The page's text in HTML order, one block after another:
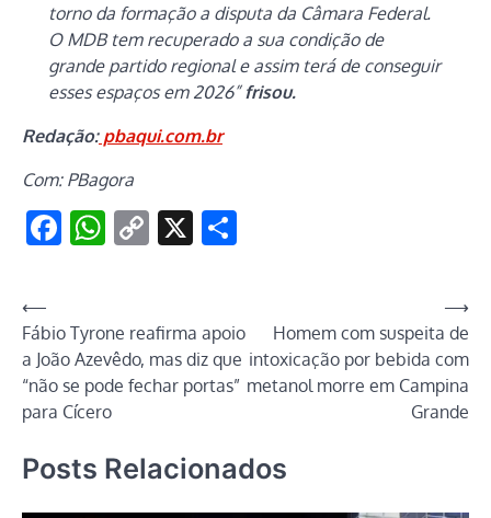
torno da formação a disputa da Câmara Federal.
O MDB tem recuperado a sua condição de
grande partido regional e assim terá de conseguir
esses espaços em 2026” frisou.
Redação:pbaqui.com.br
Com: PBagora
Facebook
WhatsApp
Copy
X
Navegação
de
Post
⟵
Fábio Tyrone reafirma apoio
a João Azevêdo, mas diz que
“não se pode fechar portas”
para Cícero
Homem com suspeita de
intoxicação por bebida com
metanol morre em Campina
Grande
⟶
Posts Relacionados